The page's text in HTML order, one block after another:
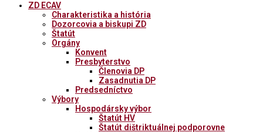
ZD ECAV
Charakteristika a história
Dozorcovia a biskupi ZD
Štatút
Orgány
Konvent
Presbyterstvo
Členovia DP
Zasadnutia DP
Predsedníctvo
Výbory
Hospodársky výbor
Štatút HV
Štatút dištriktuálnej podporovne